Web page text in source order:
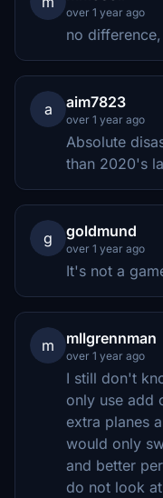
over 1 year ago
no
a aim7823
over 1 year ago
Absolute
than 2020's
g goldmund
over 1 year ago
It's not a
m mllgrennman
over 1 year ago
I still don't
only use add
extra planes
would only
and better
do not look